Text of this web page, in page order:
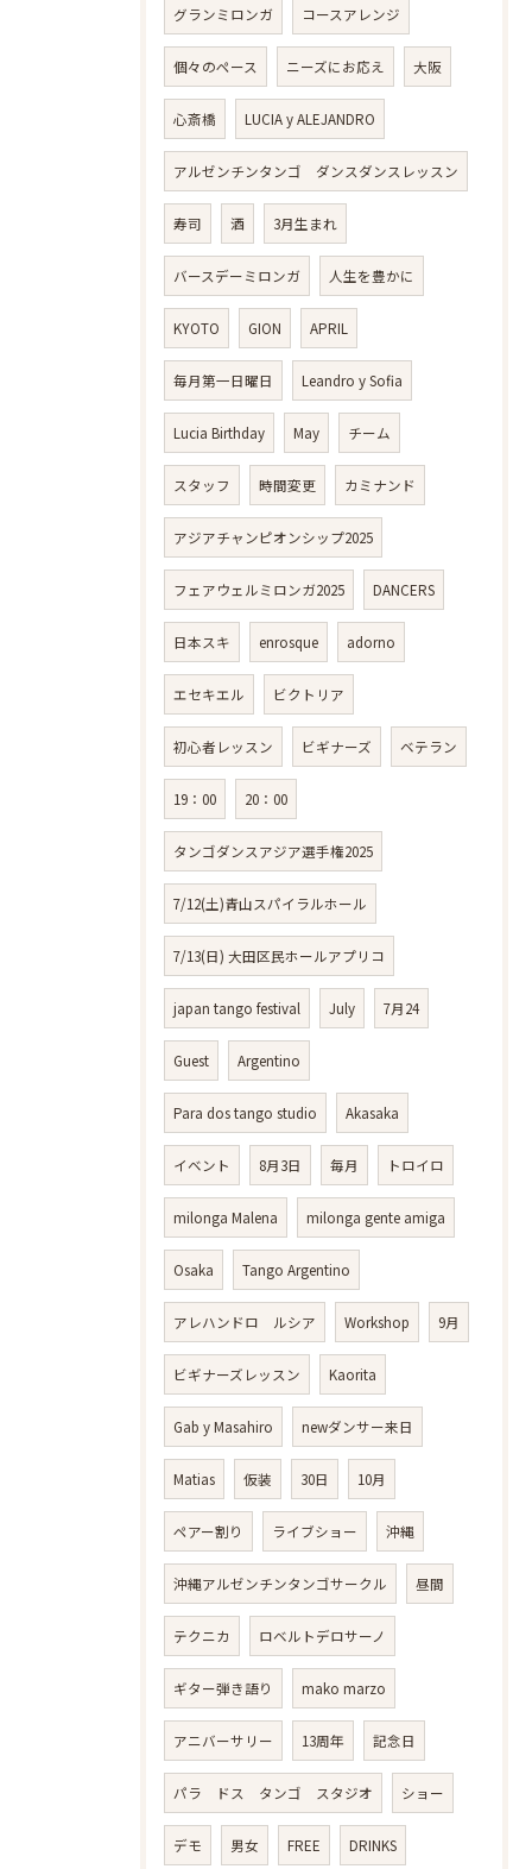
グランミロンガ コースアレンジ
個々のペース ニーズにお応え 大阪
心斎橋 LUCIA y ALEJANDRO
アルゼンチンタンゴ ダンスダンスレッスン
寿司 酒 3月生まれ
バースデーミロンガ 人生を豊かに
KYOTO GION APRIL
毎月第一日曜日 Leandro y Sofia
Lucia Birthday May チーム
スタッフ 時間変更 カミナンド
アジアチャンピオンシップ2025
フェアウェルミロンガ2025 DANCERS
日本スキ enrosque adorno
エセキエル ビクトリア
初心者レッスン ビギナーズ ベテラン
19：00 20：00
タンゴダンスアジア選手権2025
7/12(土)青山スパイラルホール
7/13(日) 大田区民ホールアプリコ
japan tango festival July 7月24
Guest Argentino
Para dos tango studio Akasaka
イベント 8月3日 毎月 トロイロ
milonga Malena milonga gente amiga
Osaka Tango Argentino
アレハンドロ ルシア Workshop 9月
ビギナーズレッスン Kaorita
Gab y Masahiro newダンサー来日
Matias 仮装 30日 10月
ペアー割り ライブショー 沖縄
沖縄アルゼンチンタンゴサークル 昼間
テクニカ ロベルトデロサーノ
ギター弾き語り mako marzo
アニバーサリー 13周年 記念日
パラ ドス タンゴ スタジオ ショー
デモ 男女 FREE DRINKS